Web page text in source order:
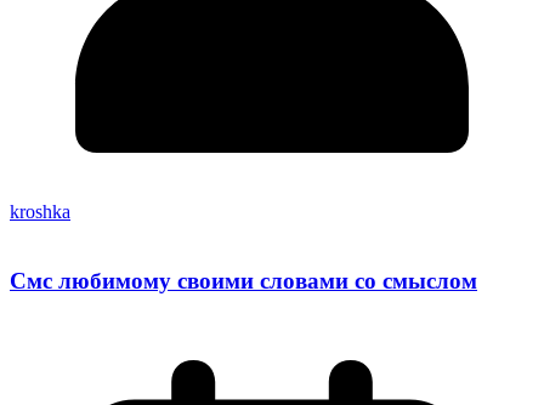
kroshka
Смс любимому своими словами со смыслом